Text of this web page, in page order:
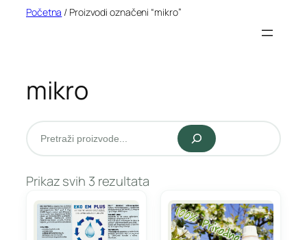
Početna / Proizvodi označeni “mikro”
mikro
Pretraži
Prikaz svih 3 rezultata